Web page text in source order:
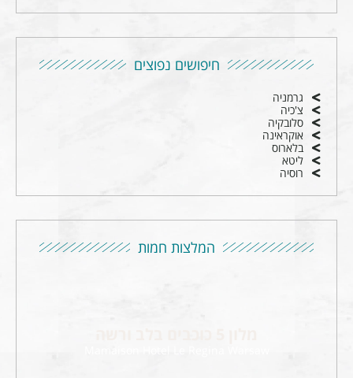
חיפושים נפוצים
גרמניה
צ'כיה
סלובקיה
אוקראינה
בלארוס
ליטא
רוסיה
המלצות חמות